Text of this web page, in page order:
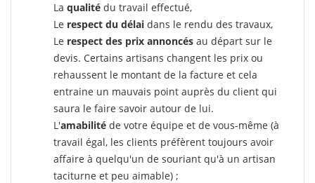
La qualité du travail effectué,
Le respect du délai dans le rendu des travaux,
Le respect des prix annoncés au départ sur le
devis. Certains artisans changent les prix ou
rehaussent le montant de la facture et cela
entraine un mauvais point auprès du client qui
saura le faire savoir autour de lui.
L'amabilité de votre équipe et de vous-même (à
travail égal, les clients préfèrent toujours avoir
affaire à quelqu'un de souriant qu'à un artisan
taciturne et peu aimable) ;